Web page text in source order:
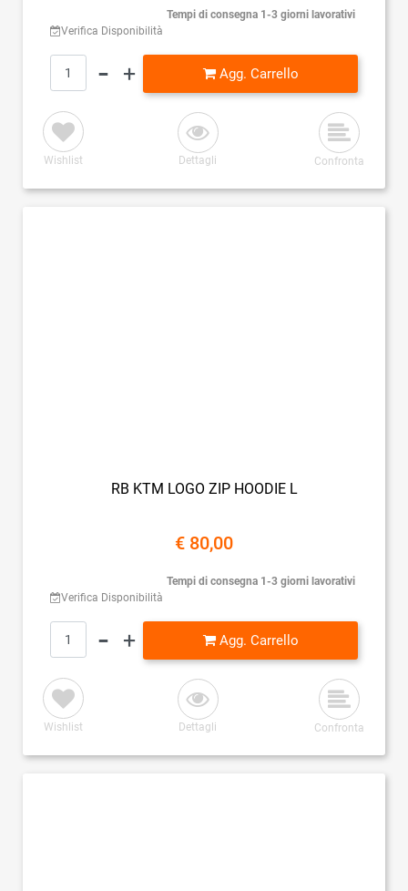
Verifica Disponibilità
Tempi di consegna 1-3 giorni lavorativi
Quantità
Agg. Carrello
Wishlist Dettagli Confronta
RB KTM LOGO ZIP HOODIE L
€ 80,00
Verifica Disponibilità
Tempi di consegna 1-3 giorni lavorativi
Quantità
Agg. Carrello
Wishlist Dettagli Confronta